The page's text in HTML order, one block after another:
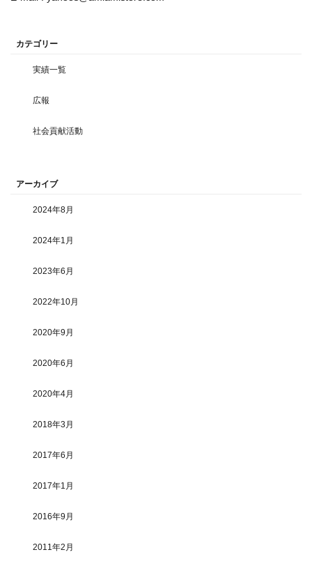
カテゴリー
実績一覧
広報
社会貢献活動
アーカイブ
2024年8月
2024年1月
2023年6月
2022年10月
2020年9月
2020年6月
2020年4月
2018年3月
2017年6月
2017年1月
2016年9月
2011年2月